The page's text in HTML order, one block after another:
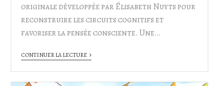
originale développée par Élisabeth Nuyts pour
reconstruire les circuits cognitifs et
favoriser la pensée consciente. Une…
CONTINUER LA LECTURE